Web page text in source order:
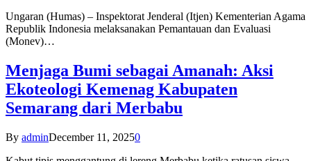
Ungaran (Humas) – Inspektorat Jenderal (Itjen) Kementerian Agama
Republik Indonesia melaksanakan Pemantauan dan Evaluasi
(Monev)…
Menjaga Bumi sebagai Amanah: Aksi
Ekoteologi Kemenag Kabupaten
Semarang dari Merbabu
By adminDecember 11, 20250